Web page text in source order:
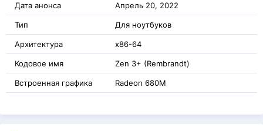
Дата анонса Апрель 20, 2022
Тип Для ноутбуков
Архитектура x86-64
Кодовое имя Zen 3+ (Rembrandt)
Встроенная графика Radeon 680M